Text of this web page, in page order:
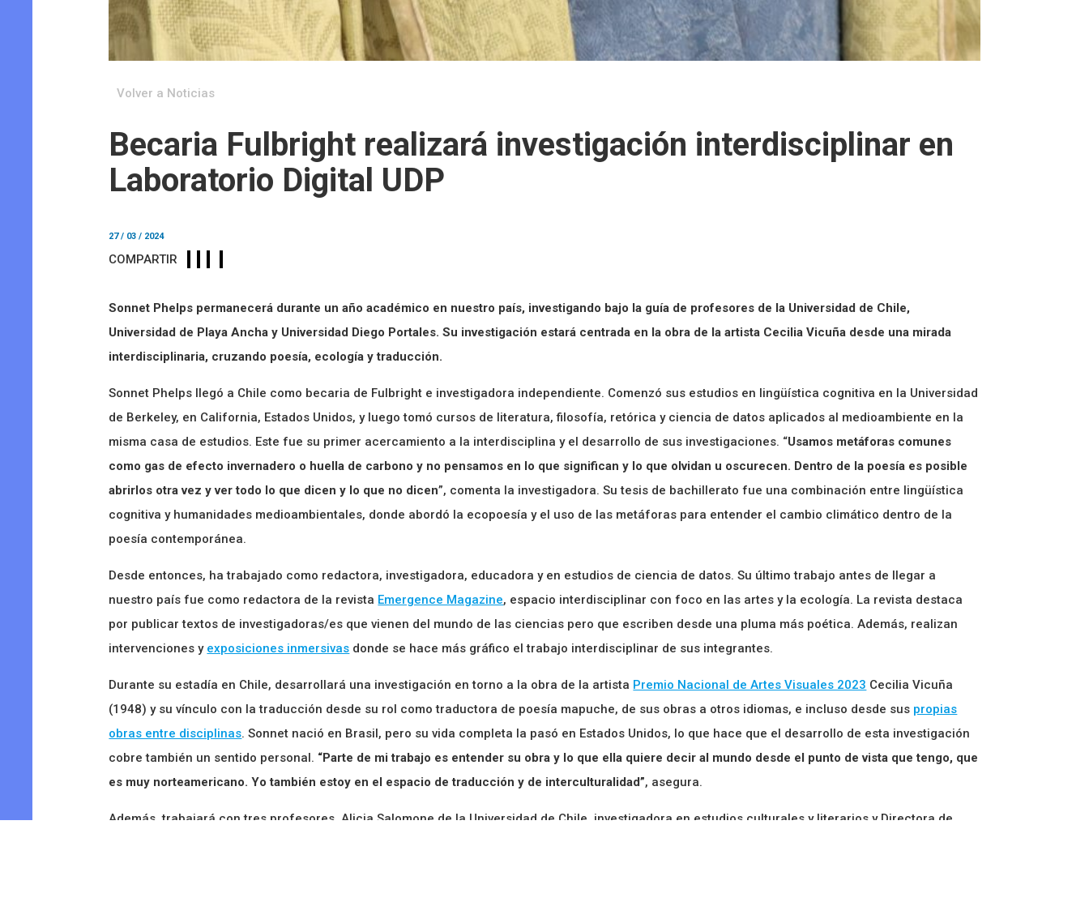
Volver a Noticias
Becaria Fulbright realizará investigación interdisciplinar en
Laboratorio Digital UDP
27 / 03 / 2024
COMPARTIR
Sonnet Phelps permanecerá durante un año académico en nuestro país, investigando bajo la guía de profesores de la Universidad de Chile,
Universidad de Playa Ancha y Universidad Diego Portales. Su investigación estará centrada en la obra de la artista Cecilia Vicuña desde una mirada
interdisciplinaria, cruzando poesía, ecología y traducción.
Sonnet Phelps llegó a Chile como becaria de Fulbright e investigadora independiente. Comenzó sus estudios en lingüística cognitiva en la Universidad
de Berkeley, en California, Estados Unidos, y luego tomó cursos de literatura, filosofía, retórica y ciencia de datos aplicados al medioambiente en la
misma casa de estudios. Este fue su primer acercamiento a la interdisciplina y el desarrollo de sus investigaciones. “Usamos metáforas comunes
como gas de efecto invernadero o huella de carbono y no pensamos en lo que significan y lo que olvidan u oscurecen. Dentro de la poesía es posible
abrirlos otra vez y ver todo lo que dicen y lo que no dicen”, comenta la investigadora. Su tesis de bachillerato fue una combinación entre lingüística
cognitiva y humanidades medioambientales, donde abordó la ecopoesía y el uso de las metáforas para entender el cambio climático dentro de la
poesía contemporánea.
Desde entonces, ha trabajado como redactora, investigadora, educadora y en estudios de ciencia de datos. Su último trabajo antes de llegar a
nuestro país fue como redactora de la revista Emergence Magazine, espacio interdisciplinar con foco en las artes y la ecología. La revista destaca
por publicar textos de investigadoras/es que vienen del mundo de las ciencias pero que escriben desde una pluma más poética. Además, realizan
intervenciones y exposiciones inmersivas donde se hace más gráfico el trabajo interdisciplinar de sus integrantes.
Durante su estadía en Chile, desarrollará una investigación en torno a la obra de la artista Premio Nacional de Artes Visuales 2023 Cecilia Vicuña
(1948) y su vínculo con la traducción desde su rol como traductora de poesía mapuche, de sus obras a otros idiomas, e incluso desde sus propias
obras entre disciplinas. Sonnet nació en Brasil, pero su vida completa la pasó en Estados Unidos, lo que hace que el desarrollo de esta investigación
cobre también un sentido personal. “Parte de mi trabajo es entender su obra y lo que ella quiere decir al mundo desde el punto de vista que tengo, que
es muy norteamericano.Yo también estoy en el espacio de traducción y de interculturalidad”, asegura.
Además, trabajará con tres profesores. Alicia Salomone de la Universidad de Chile, investigadora en estudios culturales y literarios y Directora de